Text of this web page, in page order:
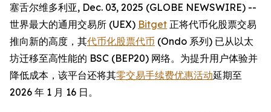
塞舌尔维多利亚, Dec. 03, 2025 (GLOBE NEWSWIRE) --
世界最大的通用交易所 (UEX) Bitget 正将代币化股票交易
推向新的高度，其代币化股票代币 (Ondo 系列) 已从以太
坊迁移至高性能的 BSC (BEP20) 网络。为提升用户体验并
降低成本，该平台还将其零交易手续费优惠活动延期至
2026 年 1 月 16 日。